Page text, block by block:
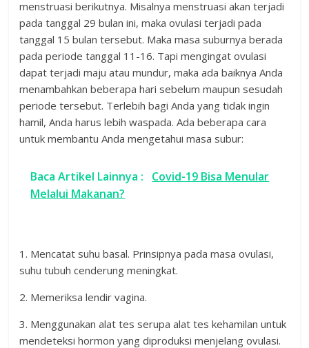
menstruasi berikutnya. Misalnya menstruasi akan terjadi
pada tanggal 29 bulan ini, maka ovulasi terjadi pada
tanggal 15 bulan tersebut. Maka masa suburnya berada
pada periode tanggal 11-16. Tapi mengingat ovulasi
dapat terjadi maju atau mundur, maka ada baiknya Anda
menambahkan beberapa hari sebelum maupun sesudah
periode tersebut. Terlebih bagi Anda yang tidak ingin
hamil, Anda harus lebih waspada. Ada beberapa cara
untuk membantu Anda mengetahui masa subur:
Baca Artikel Lainnya :
Covid-19 Bisa Menular
Melalui Makanan?
1. Mencatat suhu basal. Prinsipnya pada masa ovulasi,
suhu tubuh cenderung meningkat.
2. Memeriksa lendir vagina.
3. Menggunakan alat tes serupa alat tes kehamilan untuk
mendeteksi hormon yang diproduksi menjelang ovulasi.